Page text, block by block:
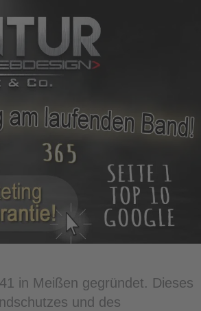
in Meißen gegründet. Dieses
und des